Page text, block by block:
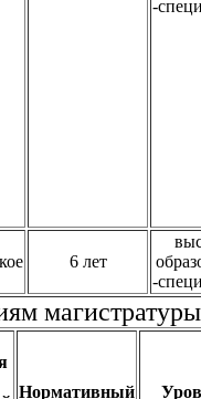
-
6 лет
-
магистратуры
Нормативный